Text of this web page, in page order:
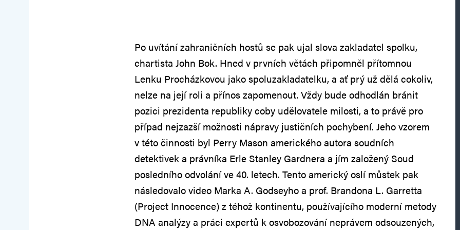
Po uvítání zahraničních hostů se pak ujal slova zakladatel spolku,
chartista John Bok. Hned v prvních větách připomněl přítomnou
Lenku Procházkovou jako spoluzakladatelku, a ať prý už dělá cokoliv,
nelze na její roli a přínos zapomenout. Vždy bude odhodlán bránit
pozici prezidenta republiky coby udělovatele milosti, a to právě pro
případ nejzazší možnosti nápravy justičních pochybení. Jeho vzorem
v této činnosti byl Perry Mason amerického autora soudních
detektivek a právníka Erle Stanley Gardnera a jím založený Soud
posledního odvolání ve 40. letech. Tento americký oslí můstek pak
následovalo video Marka A. Godseyho a prof. Brandona L. Garretta
(Project Innocence) z téhož kontinentu, používajícího moderní metody
DNA analýzy a práci expertů k osvobozování neprávem odsouzených,